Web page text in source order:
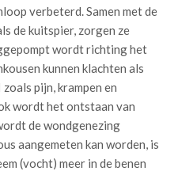
verbeterd. Samen met de
de kuitspier, zorgen ze
wordt richting het
kunnen klachten als
pijn, krampen en
wordt het ontstaan van
de wondgenezing
aangemeten kan worden, is
(vocht) meer in de benen